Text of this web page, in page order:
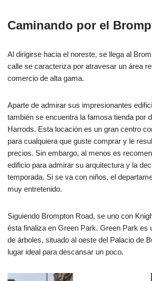
Caminando por el
Al dirigirse hacia el noreste, se llega al
calle se caracteriza por atravesar un área
comercio de alta gama.
Aparte de admirar sus impresionantes
también se encuentra la famosa tienda por
Harrods. Esta locación es un gran centro
para cualquiera que guste comprar y le
precios. Sin embargo, al menos es
edificio para admirar su arquitectura y la
temporada. Si se va con niños, el
muy entretenido.
Siguiendo Brompton Road, se uno con
ésta finaliza en Green Park. Green Park es
de árboles, situado al oeste del Palacio de
lugar ideal para descansar un poco.